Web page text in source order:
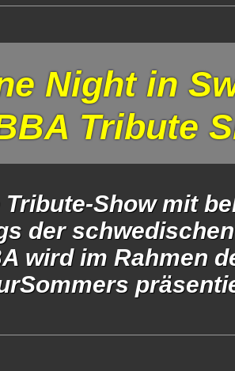
Night in
Tribute
Tribute-Show mit
der
wird im Rahmen